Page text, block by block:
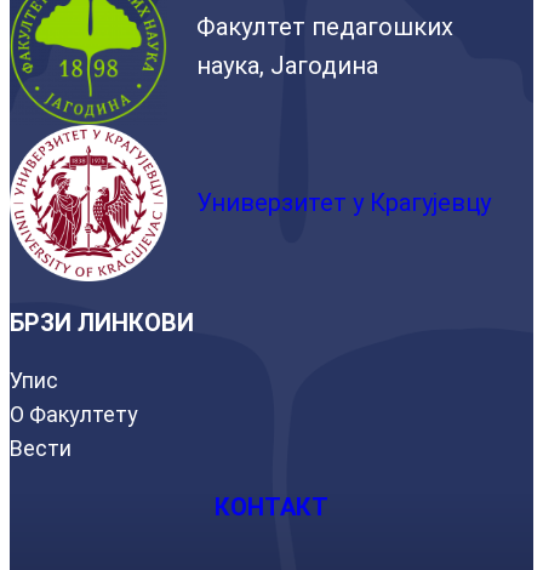
Факултет педагошких
наука, Јагодина
Универзитет у Крагујевцу
БРЗИ ЛИНКОВИ
Упис
О Факултету
Вести
КОНТАКТ